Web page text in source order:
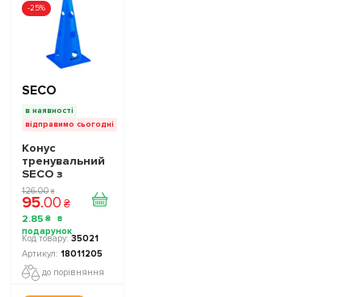
-25%
SECO
в наявності
відправимо сьогодні
Конус
тренувальний
SECO з
отворами 32
см колір: синій
126.00 ₴
95.00 ₴
2.85 ₴
35021
18011205
до порівняння